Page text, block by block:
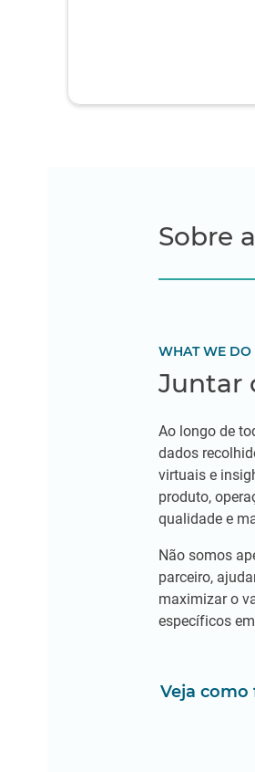
Sobre
WHAT WE DO
Juntar
Ao longo de
dados
virtuais e
produto,
qualidade e
Não somos
parceiro,
maximizar o
específicos
Veja como